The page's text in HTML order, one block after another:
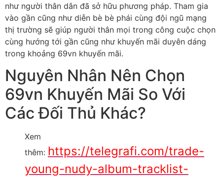
như người thân dân đã sở hữu phương pháp. Tham gia
vào gần cũng như diễn bè bè phái cùng đội ngũ mạng
thị trường sẽ giúp người thân mọi trong công cuộc chọn
cùng hướng tới gần cũng như khuyến mãi duyên dáng
trong khoảng 69vn khuyến mãi.
Nguyên Nhân Nên Chọn
69vn Khuyến Mãi So Với
Các Đối Thủ Khác?
Xem
thêm: https://telegrafi.com/trade-
young-nudy-album-tracklist-